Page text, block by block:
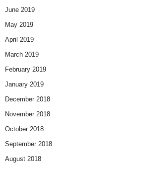
June 2019
May 2019
April 2019
March 2019
February 2019
January 2019
December 2018
November 2018
October 2018
September 2018
August 2018